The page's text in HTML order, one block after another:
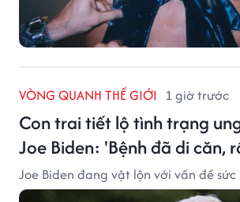
VÒNG QUANH THẾ GIỚI 1 giờ trước
Con trai tiết lộ tình trạng
Joe Biden: 'Bệnh đã di căn,
Joe Biden đang vật lộn với vấn đề sức